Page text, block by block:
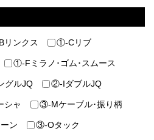
ンクス ①-Cリブ
①-Fミラノ･ゴム･スムース
グルJQ ②-IダブルJQ
シャ ③-Mケーブル･振り柄
ン ③-Oタック